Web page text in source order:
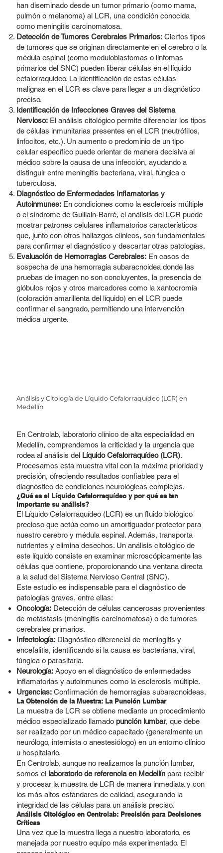
han diseminado desde un tumor primario (como mama,
pulmón o melanoma) al LCR, una condición conocida
como meningitis carcinomatosa.
Detección de Tumores Cerebrales Primarios:Ciertos tipos
de tumores que se originan directamente en el cerebro o la
médula espinal (como meduloblastomas o linfomas
primarios del SNC) pueden liberar células en el líquido
cefalorraquídeo. La identificación de estas células
malignas en el LCR es clave para llegar a un diagnóstico
preciso.
Identificación de Infecciones Graves del Sistema
Nervioso:El análisis citológico permite diferenciar los tipos
de células inmunitarias presentes en el LCR (neutrófilos,
linfocitos, etc.). Un aumento o predominio de un tipo
celular específico puede orientar de manera decisiva al
médico sobre la causa de una infección, ayudando a
distinguir entre meningitis bacteriana, viral, fúngica o
tuberculosa.
Diagnóstico de Enfermedades Inflamatorias y
Autoinmunes:En condiciones como la esclerosis múltiple
o el síndrome de Guillain-Barré, el análisis del LCR puede
mostrar patrones celulares inflamatorios característicos
que, junto con otros hallazgos clínicos, son fundamentales
para confirmar el diagnóstico y descartar otras patologías.
Evaluación de Hemorragias Cerebrales:En casos de
sospecha de una hemorragia subaracnoidea donde las
pruebas de imagen no son concluyentes, la presencia de
glóbulos rojos y otros marcadores como la xantocromía
(coloración amarillenta del líquido) en el LCR puede
confirmar el sangrado, permitiendo una intervención
médica urgente.
Análisis y Citología de Líquido Cefalorraquídeo (LCR) en
Medellín
En Centrolab, laboratorio clínico de alta especialidad en
Medellín, comprendemos la criticidad y la urgencia que
rodea al análisis del Líquido Cefalorraquídeo (LCR).
Procesamos esta muestra vital con la máxima prioridad y
precisión, ofreciendo resultados confiables para el
diagnóstico de condiciones neurológicas complejas.
¿Qué es el Líquido Cefalorraquídeo y por qué es tan
importante su análisis?
El Líquido Cefalorraquídeo (LCR) es un fluido biológico
precioso que actúa como un amortiguador protector para
nuestro cerebro y médula espinal. Además, transporta
nutrientes y elimina desechos. Un análisis citológico de
este líquido consiste en examinar microscópicamente las
células que contiene, proporcionando una ventana directa
a la salud del Sistema Nervioso Central (SNC).
Este estudio es indispensable para el diagnóstico de
patologías graves, entre ellas:
Oncología:Detección de células cancerosas provenientes
de metástasis (meningitis carcinomatosa) o de tumores
cerebrales primarios.
Infectología:Diagnóstico diferencial de meningitis y
encefalitis, identificando si la causa es bacteriana, viral,
fúngica o parasitaria.
Neurología:Apoyo en el diagnóstico de enfermedades
inflamatorias y autoinmunes como la esclerosis múltiple.
Urgencias:Confirmación de hemorragias subaracnoideas.
La Obtención de la Muestra: La Punción Lumbar
La muestra de LCR se obtiene mediante un procedimiento
médico especializado llamado punción lumbar, que debe
ser realizado por un médico capacitado (generalmente un
neurólogo, internista o anestesiólogo) en un entorno clínico
u hospitalario.
En Centrolab, aunque no realizamos la punción lumbar,
somos el laboratorio de referencia en Medellínpara recibir
y procesar la muestra de LCR de manera inmediata y con
los más altos estándares de calidad, asegurando la
integridad de las células para un análisis preciso.
Análisis Citológico en Centrolab: Precisión para Decisiones
Críticas
Una vez que la muestra llega a nuestro laboratorio, es
manejada por nuestro equipo más experimentado. El